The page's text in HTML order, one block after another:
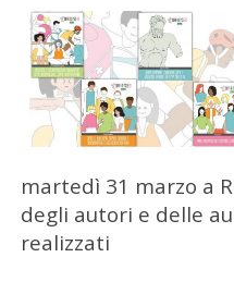
martedì 31 marzo a
degli autori e delle
realizzati